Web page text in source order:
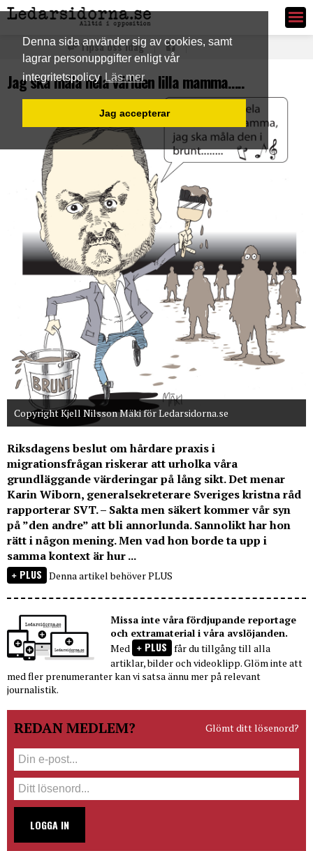
Denna sida använder sig av cookies, samt
lagrar personuppgifter enligt vår
integritetspolicy Läs mer
Jag accepterar
Ledarsidorna.se
Tipsa oss idag
Jag ska måla hela världen lilla mamma…..
Copyright Kjell Nilsson Mäki för Ledarsidorna.se
Riksdagens beslut om hårdare praxis i
migrationsfrågan riskerar att urholka våra
grundläggande värderingar på lång sikt. Det menar
Karin Wiborn, generalsekreterare Sveriges kristna råd
rapporterar SVT. – Sakta men säkert kommer vår syn
på ”den andre” att bli annorlunda. Sannolikt har hon
rätt i någon mening. Men vad hon borde ta upp i
samma kontext är hur ...
PLUS Denna artikel behöver PLUS
Missa inte våra fördjupande reportage
och extramaterial i våra avslöjanden.
Med
PLUS får du tillgång till alla
artiklar, bilder och videoklipp. Glöm inte att
med fler prenumeranter kan vi satsa ännu mer på relevant
journalistik.
REDAN MEDLEM? Glömt ditt lösenord?
LOGGA IN